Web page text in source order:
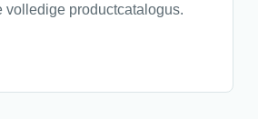
volledige productcatalogus.